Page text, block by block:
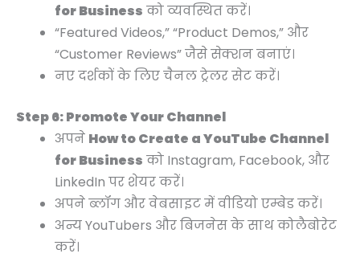
for Business को व्यवस्थित करें।
“Featured Videos,” “Product Demos,” और
“Customer Reviews” जैसे सेक्शन बनाएं।
नए दर्शकों के लिए चैनल ट्रेलर सेट करें।
Step 6: Promote Your Channel
अपने How to Create a YouTube Channel
for Business को Instagram, Facebook, और
LinkedIn पर शेयर करें।
अपने ब्लॉग और वेबसाइट में वीडियो एम्बेड करें।
अन्य YouTubers और बिजनेस के साथ कोलैबोरेट
करें।